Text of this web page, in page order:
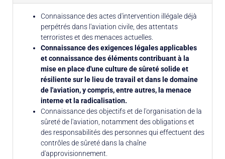
Connaissance des actes d'intervention illégale déjà
perpétrés dans l'aviation civile, des attentats
terroristes et des menaces actuelles.
Connaissance des exigences légales applicables
et connaissance des éléments contribuant à la
mise en place d'une culture de sûreté solide et
résiliente sur le lieu de travail et dans le domaine
de l'aviation, y compris, entre autres, la menace
interne et la radicalisation.
Connaissance des objectifs et de l'organisation de la
sûreté de l'aviation, notamment des obligations et
des responsabilités des personnes qui effectuent des
contrôles de sûreté dans la chaîne
d'approvisionnement.